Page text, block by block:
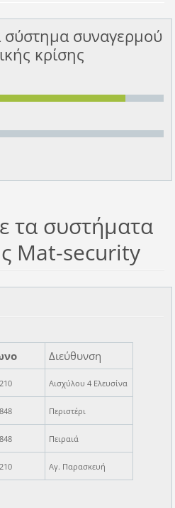
συναγερμού
κρίσης
τα συστήματα
Mat-security
Διεύθυνση
Αισχύλου 4 Ελευσίνα
Περιστέρι
Πειραιά
Αγ. Παρασκευή